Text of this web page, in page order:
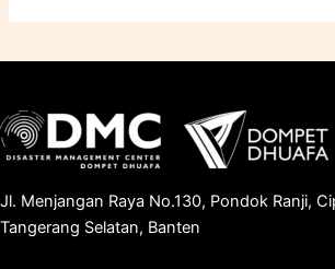
Jl. Menjangan Raya No.130, Pondok Ranji,
Tangerang Selatan, Banten